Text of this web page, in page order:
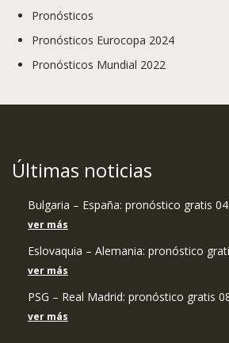
Pronósticos
Pronósticos Eurocopa 2024
Pronósticos Mundial 2022
Últimas noticias
Bulgaria – España: pronóstico gratis
ver más
Eslovaquia – Alemania: pronóstico
ver más
PSG – Real Madrid: pronóstico gratis
ver más